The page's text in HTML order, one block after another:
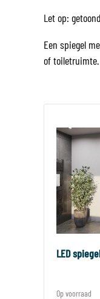
Let op:
Een spiegel
of toiletruimte.
LED
Op voorraad